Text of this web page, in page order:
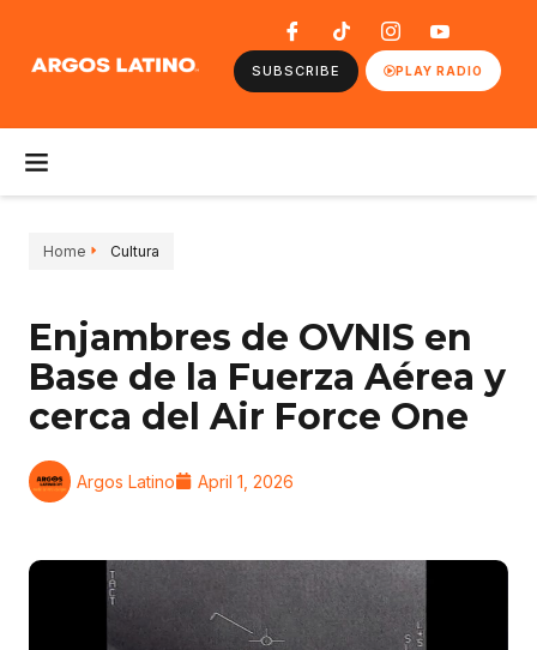
SUBSCRIBE PLAY RADIO
Home Cultura
Enjambres de OVNIS en
Base de la Fuerza Aérea y
cerca del Air Force One
Argos Latino April 1, 2026